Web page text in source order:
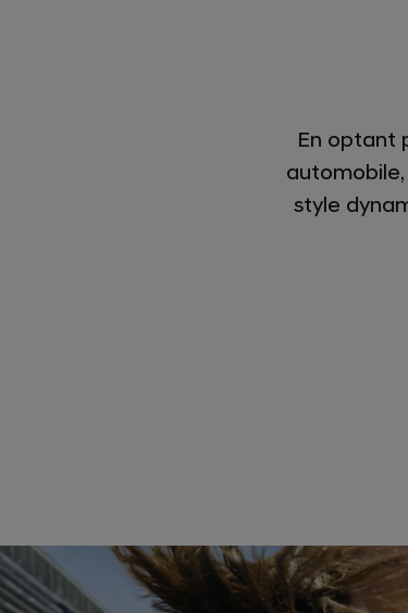
En optant
style